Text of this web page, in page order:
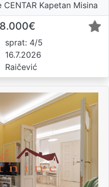
Kapetan Misina
sprat: 4/5
16.7.2026
Raičević